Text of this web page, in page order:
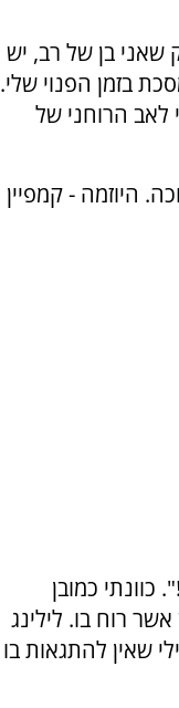
שאני בן של רב, יש
בזמן הפנוי שלי.
לאב הרוחני של
היוזמה - קמפיין
כוונתי כמובן
רוח בו. לילינג
שאין להתגאות בו